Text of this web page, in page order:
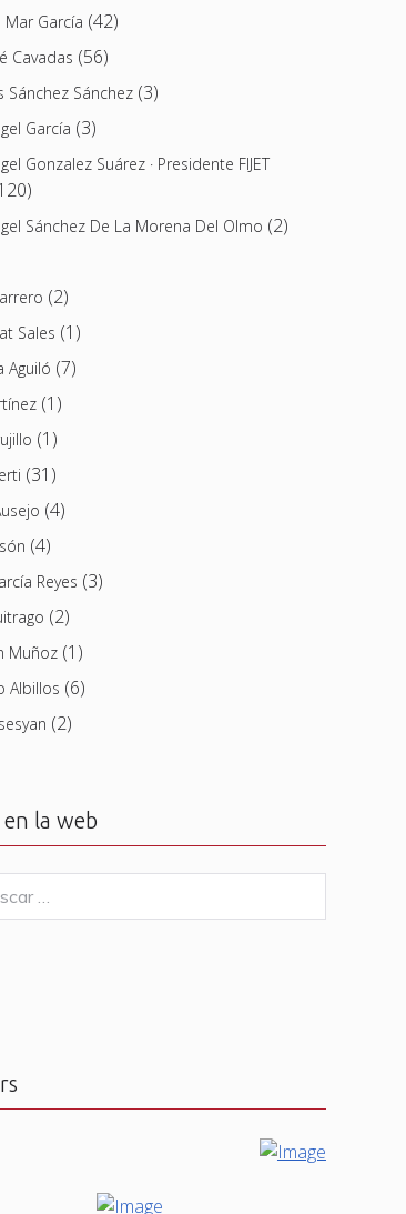
Mar García (42)
Cavadas (56)
Sánchez Sánchez(3)
García (3)
Gonzalez Suárez · Presidente FIJET
Sánchez De La Morena Del Olmo (2)
(2)
Sales (1)
Aguiló (7)
(1)
(1)
(31)
(4)
(4)
Reyes (3)
(2)
Muñoz(1)
Albillos (6)
(2)
en la web